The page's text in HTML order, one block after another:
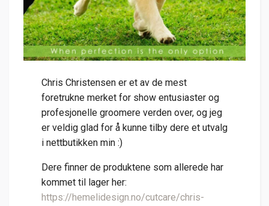
Chris Christensen er et av de mest
foretrukne merket for show entusiaster og
profesjonelle groomere verden over, og jeg
er veldig glad for å kunne tilby dere et utvalg
i nettbutikken min :)
Dere finner de produktene som allerede har
kommet til lager her:
https://hemelidesign.no/cutcare/chris-